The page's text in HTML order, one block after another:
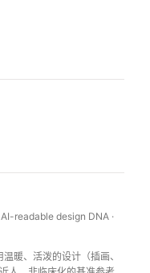
readable design DNA ·
暖、活泼的设计（插画、